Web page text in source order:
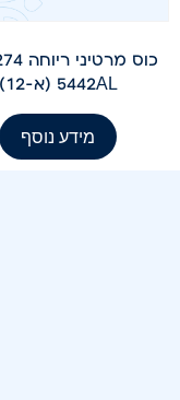
5442AL (א-12)
מידע נוסף